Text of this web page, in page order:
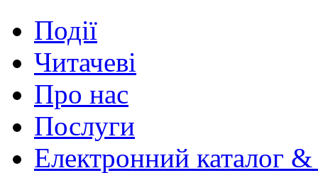
Події
Читачеві
Про нас
Послуги
Електронний каталог